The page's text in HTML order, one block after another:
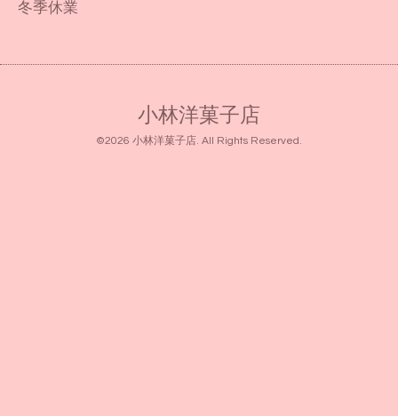
冬季休業
小林洋菓子店
©2026 小林洋菓子店. All Rights Reserved.